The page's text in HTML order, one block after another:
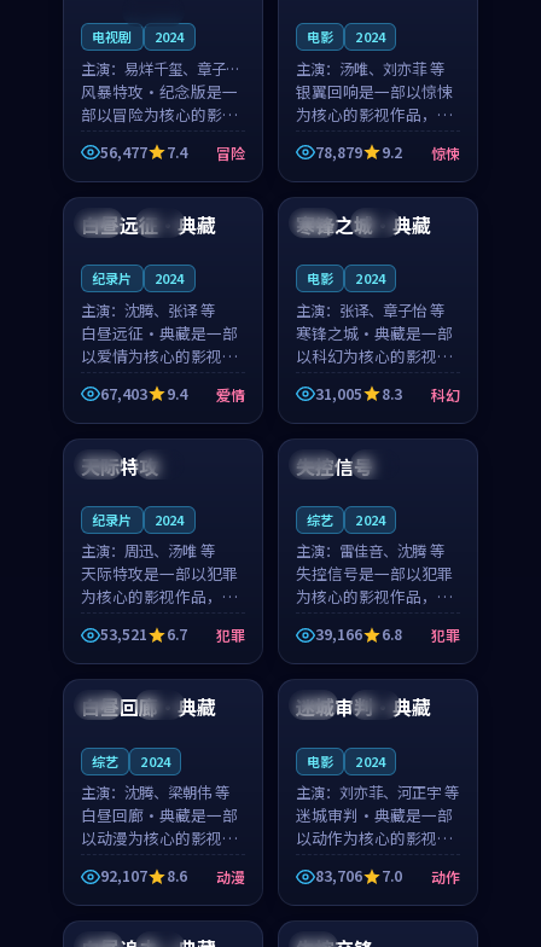
电视剧 2024
主演： 易烊千玺、章子怡
等
风暴特攻·纪念版是一
部以冒险为核心的影视
作品，围绕危机、反转
与人物成长展开，整体
节奏紧凑，值得推荐观
看。
56,477 7.4 冒险
电影 2024
主演： 汤唯、刘亦菲 等
银翼回响是一部以惊悚
为核心的影视作品，围
绕危机、反转与人物成
长展开，整体节奏紧
凑，值得推荐观看。
78,879 9.2 惊悚
美国 杜比
白昼远征·典藏
纪录片 2024
主演： 沈腾、张译 等
白昼远征·典藏是一部
以爱情为核心的影视作
品，围绕危机、反转与
人物成长展开，整体节
奏紧凑，值得推荐观
67,403 9.4 爱情
美国 完结
寒锋之城·典藏
电影 2024
主演： 张译、章子怡 等
寒锋之城·典藏是一部
以科幻为核心的影视作
品，围绕危机、反转与
人物成长展开，整体节
奏紧凑，值得推荐观
31,005 8.3 科幻
美国 热播
天际特攻
纪录片 2024
主演： 周迅、汤唯 等
天际特攻是一部以犯罪
为核心的影视作品，围
绕危机、反转与人物成
长展开，整体节奏紧
凑，值得推荐观看。
53,521 6.7 犯罪
英国 完结
失控信号
综艺 2024
主演： 雷佳音、沈腾 等
失控信号是一部以犯罪
为核心的影视作品，围
绕危机、反转与人物成
长展开，整体节奏紧
凑，值得推荐观看。
39,166 6.8 犯罪
英国 热播
白昼回廊·典藏
综艺 2024
主演： 沈腾、梁朝伟 等
白昼回廊·典藏是一部
以动漫为核心的影视作
品，围绕危机、反转与
人物成长展开，整体节
奏紧凑，值得推荐观
看。
92,107 8.6 动漫
中国 完结
迷城审判·典藏
电影 2024
主演： 刘亦菲、河正宇 等
迷城审判·典藏是一部
以动作为核心的影视作
品，围绕危机、反转与
人物成长展开，整体节
奏紧凑，值得推荐观
看。
83,706 7.0 动作